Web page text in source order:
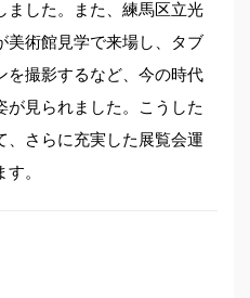
ました。また、練馬区立光
美術館見学で来場し、タブ
を撮影するなど、今の時代
が見られました。こうした
、さらに充実した展覧会運
。